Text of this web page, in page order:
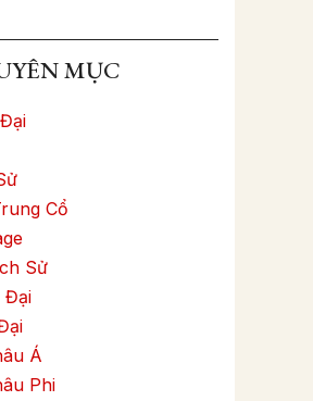
MỤC
Cổ
Sử
Đại
Á
Phi